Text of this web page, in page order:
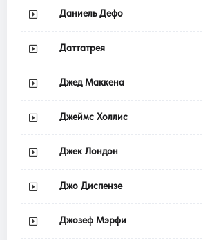
Даниель Дефо
Даттатрея
Джед Маккена
Джеймс Холлис
Джек Лондон
Джо Диспензе
Джозеф Мэрфи